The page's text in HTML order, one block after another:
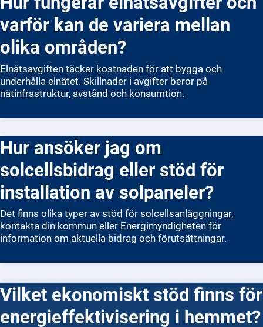
varför kan de variera mellan
olika områden?
Elnätsavgiften täcker kostnaden för att bygga och
underhålla elnätet. Skillnader i avgifter beror på
nätinfrastruktur, avstånd och konsumtion.
Hur ansöker jag om
solcellsbidrag eller stöd för
installation av solpaneler?
Det finns olika typer av stöd för solcellsanläggningar,
kontakta din kommun eller Energimyndigheten för
information om aktuella bidrag och förutsättningar.
Vilket ekonomiskt stöd finns för
energieffektivisering i hemmet?